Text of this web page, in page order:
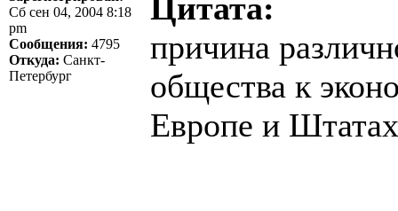
Сб сен 04, 2004 8:18
pm
Сообщения: 4795
Откуда: Санкт-
Петербург
Цитата:
причина
общества к
Европе и